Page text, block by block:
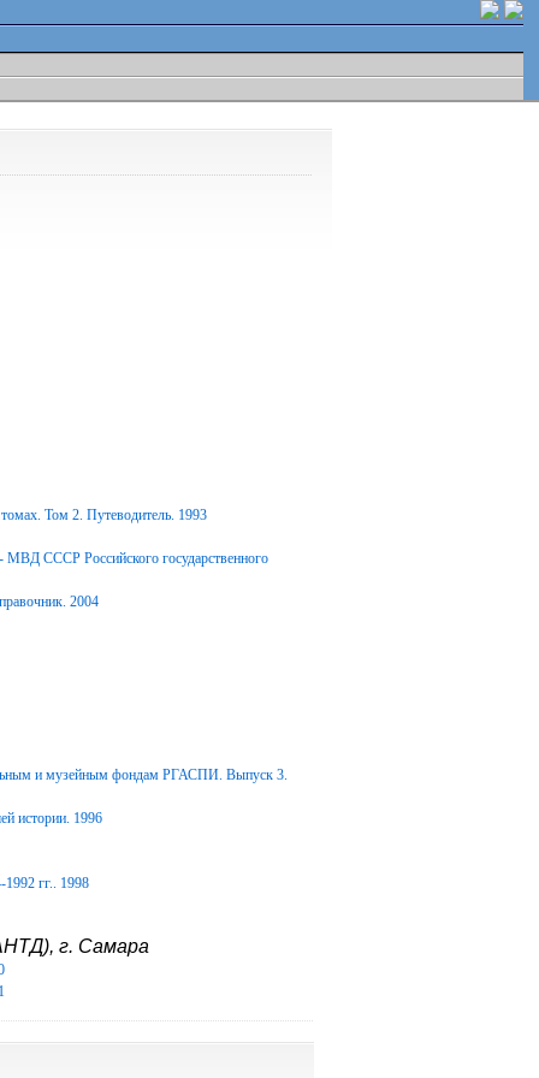
Том 2. Путеводитель. 1993
МВД СССР Российского государственного
2004
и музейным фондам РГАСПИ. Выпуск 3.
истории. 1996
гг.. 1998
г. Самара